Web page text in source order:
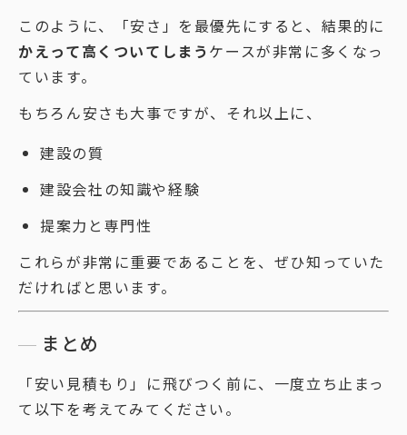
このように、「安さ」を最優先にすると、結果的に
かえって高くついてしまう ケースが非常に多くなっ
ています。
もちろん安さも大事ですが、それ以上に、
建設の質
建設会社の知識や経験
提案力と専門性
これらが非常に重要であることを、ぜひ知っていた
だければと思います。
まとめ
「安い見積もり」に飛びつく前に、一度立ち止まっ
て以下を考えてみてください。